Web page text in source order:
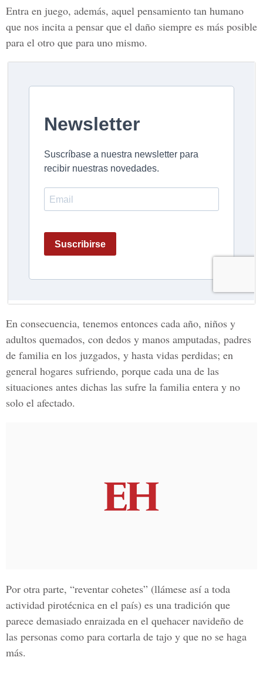
Entra en juego, además, aquel pensamiento tan humano
que nos incita a pensar que el daño siempre es más posible
para el otro que para uno mismo.
En consecuencia, tenemos entonces cada año, niños y
adultos quemados, con dedos y manos amputadas, padres
de familia en los juzgados, y hasta vidas perdidas; en
general hogares sufriendo, porque cada una de las
situaciones antes dichas las sufre la familia entera y no
solo el afectado.
Por otra parte, “reventar cohetes” (llámese así a toda
actividad pirotécnica en el país) es una tradición que
parece demasiado enraizada en el quehacer navideño de
las personas como para cortarla de tajo y que no se haga
más.